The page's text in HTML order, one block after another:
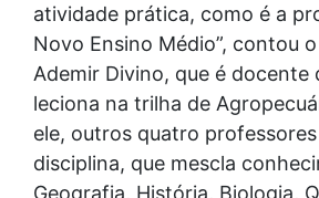
atividade prática, como é a
Novo Ensino Médio”, contou
Ademir Divino, que é docente
leciona na trilha de
ele, outros quatro
disciplina, que mescla
Geografia, História, Biologia,